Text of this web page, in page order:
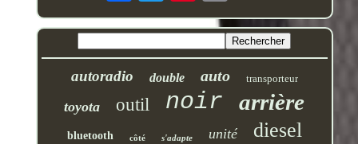
autoradio double auto transporteur
toyota outil noir arrière
bluetooth côté s'adapte unité diesel